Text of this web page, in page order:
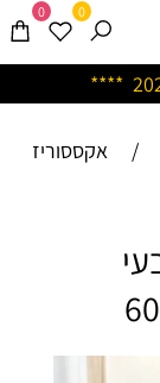
0 0
/
אקססוריז